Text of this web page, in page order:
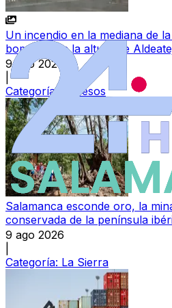
Un incendio en la mediana de
bomberos a la altura de
9 ago 2026
Categoría:
Sucesos
Salamanca esconde oro, la
conservada de la península
9 ago 2026
Categoría: La Sierra